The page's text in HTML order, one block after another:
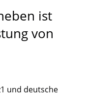
ist
von
und deutsche